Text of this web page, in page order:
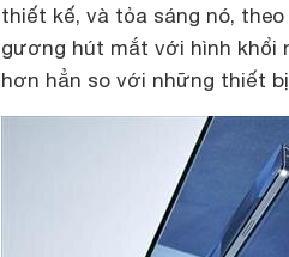
thiết kế, và tỏa sáng nó,
gương hút mắt với hình khổi
hơn hẳn so với những thiết